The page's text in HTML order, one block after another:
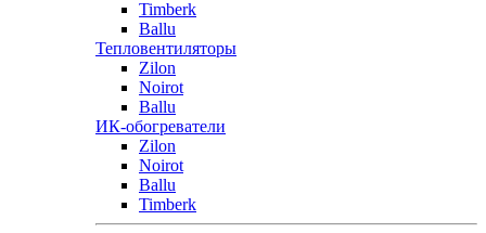
Timberk
Ballu
Тепловентиляторы
Zilon
Noirot
Ballu
ИК-обогреватели
Zilon
Noirot
Ballu
Timberk